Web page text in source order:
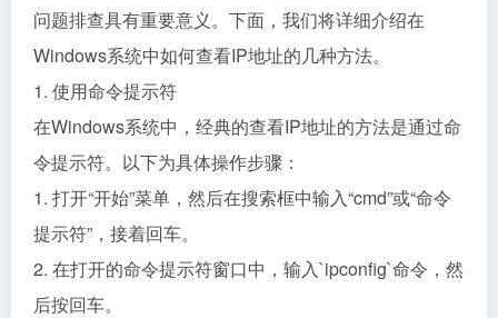
问题排查具有重要意义。下面，我们将详细介绍在
Windows系统中如何查看IP地址的几种方法。
1. 使用命令提示符
在Windows系统中，经典的查看IP地址的方法是通过命
令提示符。以下为具体操作步骤：
1. 打开“开始”菜单，然后在搜索框中输入“cmd”或“命令
提示符”，接着回车。
2. 在打开的命令提示符窗口中，输入`ipconfig`命令，然
后按回车。